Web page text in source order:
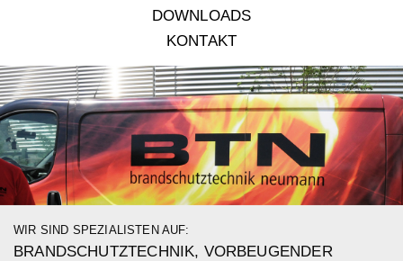
DOWNLOADS
KONTAKT
WIR SIND SPEZIALISTEN AUF:
BRANDSCHUTZTECHNIK, VORBEUGENDER